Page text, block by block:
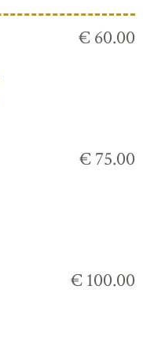
€ 60.00
€ 75.00
€ 100.00